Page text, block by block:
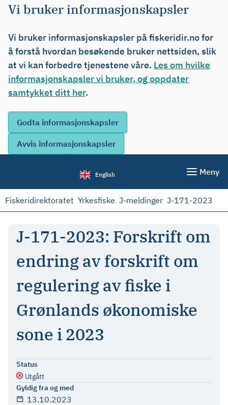
Vi bruker informasjonskapsler
Vi bruker informasjonskapsler på fiskeridir.no for
å forstå hvordan besøkende bruker nettsiden, slik
at vi kan forbedre tjenestene våre. Les om hvilke
informasjonskapsler vi bruker, og oppdater
samtykket ditt her.
English Meny
Fiskeridirektoratet Yrkesfiske J-meldinger J-171-2023
J-171-2023: Forskrift om
endring av forskrift om
regulering av fiske i
Grønlands økonomiske
sone i 2023
Status
Utgått
Gyldig fra og med
13.10.2023